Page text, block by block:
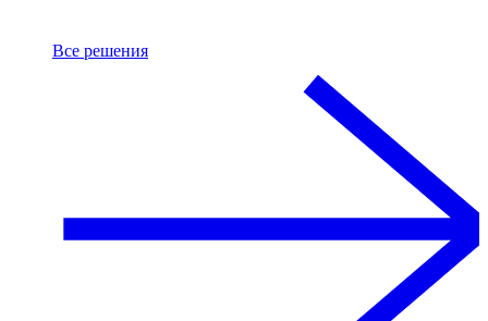
Все решения